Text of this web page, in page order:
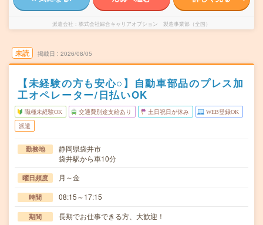
派遣会社 株式会社綜合キャリアオプション 製造事業部（全国）
未読 掲載日 2026/08/05
【未経験の方も安心○】自動車部品のプレス加
工オペレーター/日払いOK
職種未経験OK 交通費別途支給あり 土日祝日が休み WEB登録OK
派遣
勤務地
静岡県袋井市
袋井駅から車10分
曜日頻度 月～金
時間 08:15～17:15
期間 長期でお仕事できる方、大歓迎！